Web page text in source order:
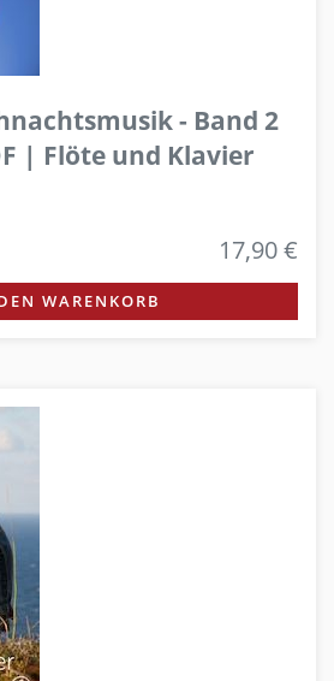
- Band 2
| Flöte und Klavier
17,90 €
WARENKORB